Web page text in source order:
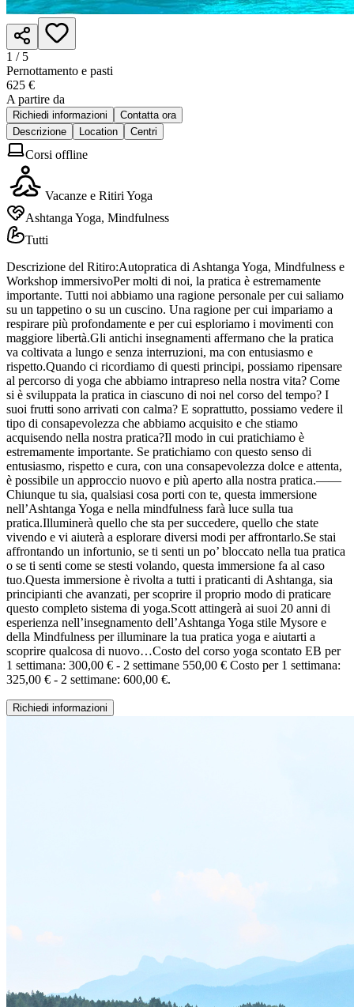
1 / 5
Pernottamento e pasti
625 €
A partire da
Richiedi informazioni
Contatta ora
Descrizione
Location Centri
Corsi offline
Vacanze e Ritiri Yoga
Ashtanga Yoga, Mindfulness
Tutti
Descrizione del Ritiro:Autopratica di Ashtanga Yoga, Mindfulness e
Workshop immersivoPer molti di noi, la pratica è estremamente
importante. Tutti noi abbiamo una ragione personale per cui saliamo
su un tappetino o su un cuscino. Una ragione per cui impariamo a
respirare più profondamente e per cui esploriamo i movimenti con
maggiore libertà.Gli antichi insegnamenti affermano che la pratica
va coltivata a lungo e senza interruzioni, ma con entusiasmo e
rispetto.Quando ci ricordiamo di questi principi, possiamo ripensare
al percorso di yoga che abbiamo intrapreso nella nostra vita? Come
si è sviluppata la pratica in ciascuno di noi nel corso del tempo? I
suoi frutti sono arrivati con calma? E soprattutto, possiamo vedere il
tipo di consapevolezza che abbiamo acquisito e che stiamo
acquisendo nella nostra pratica?Il modo in cui pratichiamo è
estremamente importante. Se pratichiamo con questo senso di
entusiasmo, rispetto e cura, con una consapevolezza dolce e attenta,
è possibile un approccio nuovo e più aperto alla nostra pratica.——
Chiunque tu sia, qualsiasi cosa porti con te, questa immersione
nell’Ashtanga Yoga e nella mindfulness farà luce sulla tua
pratica.Illuminerà quello che sta per succedere, quello che state
vivendo e vi aiuterà a esplorare diversi modi per affrontarlo.Se stai
affrontando un infortunio, se ti senti un po’ bloccato nella tua pratica
o se ti senti come se stesti volando, questa immersione fa al caso
tuo.Questa immersione è rivolta a tutti i praticanti di Ashtanga, sia
principianti che avanzati, per scoprire il proprio modo di praticare
questo completo sistema di yoga.Scott attingerà ai suoi 20 anni di
esperienza nell’insegnamento dell’Ashtanga Yoga stile Mysore e
della Mindfulness per illuminare la tua pratica yoga e aiutarti a
scoprire qualcosa di nuovo…Costo del corso yoga scontato EB per
1 settimana: 300,00 € - 2 settimane 550,00 € Costo per 1 settimana:
325,00 € - 2 settimane: 600,00 €.
Richiedi informazioni